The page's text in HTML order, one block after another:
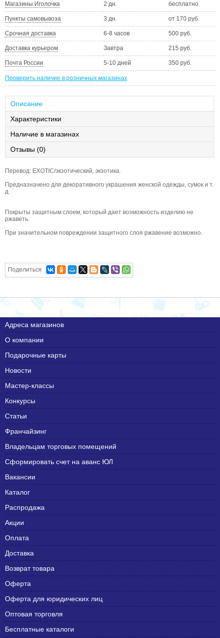
Магазины Иголочка 2 дн. бесплатно
Пункты самовывоза 3 дн. от 170 руб.
Срочная доставка 6-8 часов 500 руб.
Доставка курьером Завтра 215 руб.
Почта России 5-10 дней 350 руб.
Проверить наличие в розничных магазинах
Описание
Характеристики
Наличие в магазинах
Отзывы (0)
Перевод: EXOTIC/экзотический, экзотика.
Предназначено для декоративного украшения женской одежды, сумок и т.
д.
Покрыты защитным слоем, который дает возможность изделию не
ржаветь.
При значительном повреждении защитного слоя ржавение возможно.
Поделиться
Адреса магазинов
О компании
Подарочные карты
Новости
Мастер-классы
Конкурсы
Статьи
Франчайзинг
Владельцам торговых помещений
Сформировать счет на аванс ЮЛ
Вакансии
Каталог
Распродажа
Акции
Оплата
Доставка
Возврат товара
Оферта
Оферта для юридических лиц
Оптовая торговля
Бесплатные каталоги